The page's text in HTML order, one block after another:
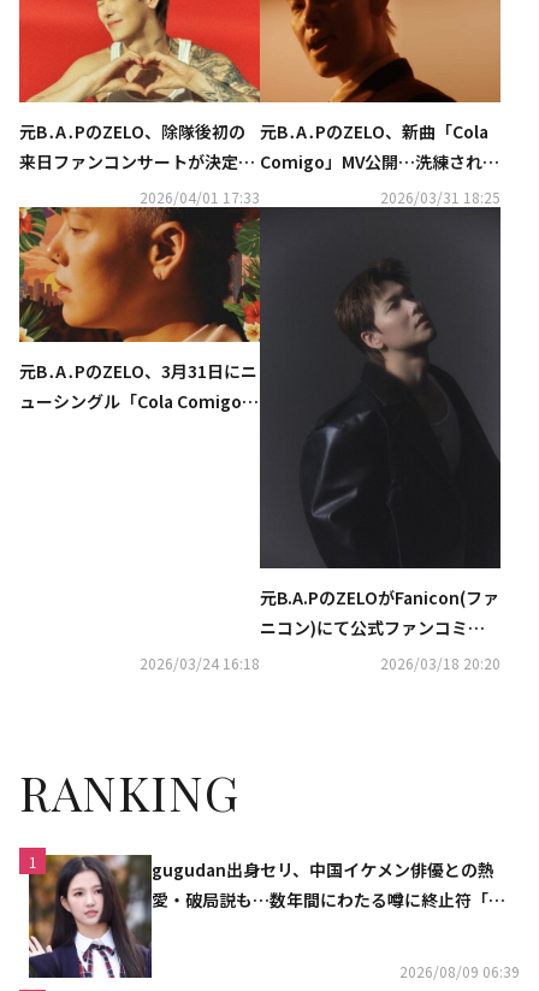
元B․A․PのZELO、除隊後初の
来日ファンコンサートが決定！
5月に大阪で2Days開催2026/04/01 17:33
元B․A․PのZELO、新曲「Cola
Comigo」MV公開…洗練された
パフォーマンスを披露2026/03/31 18:25
元B․A․PのZELO、3月31日にニ
ューシングル「Cola Comigo」
2026/03/24 16:18
元B.A.PのZELOがFanicon(ファ
ニコン)にて公式ファンコミュ
ニティ【Zelous】をオープン！
2026/03/18 20:20
RANKING
1
gugudan出身セリ、中国イケメン俳優との熱
愛・破局説も…数年間にわたる噂に終止符「邪
2026/08/09 06:39